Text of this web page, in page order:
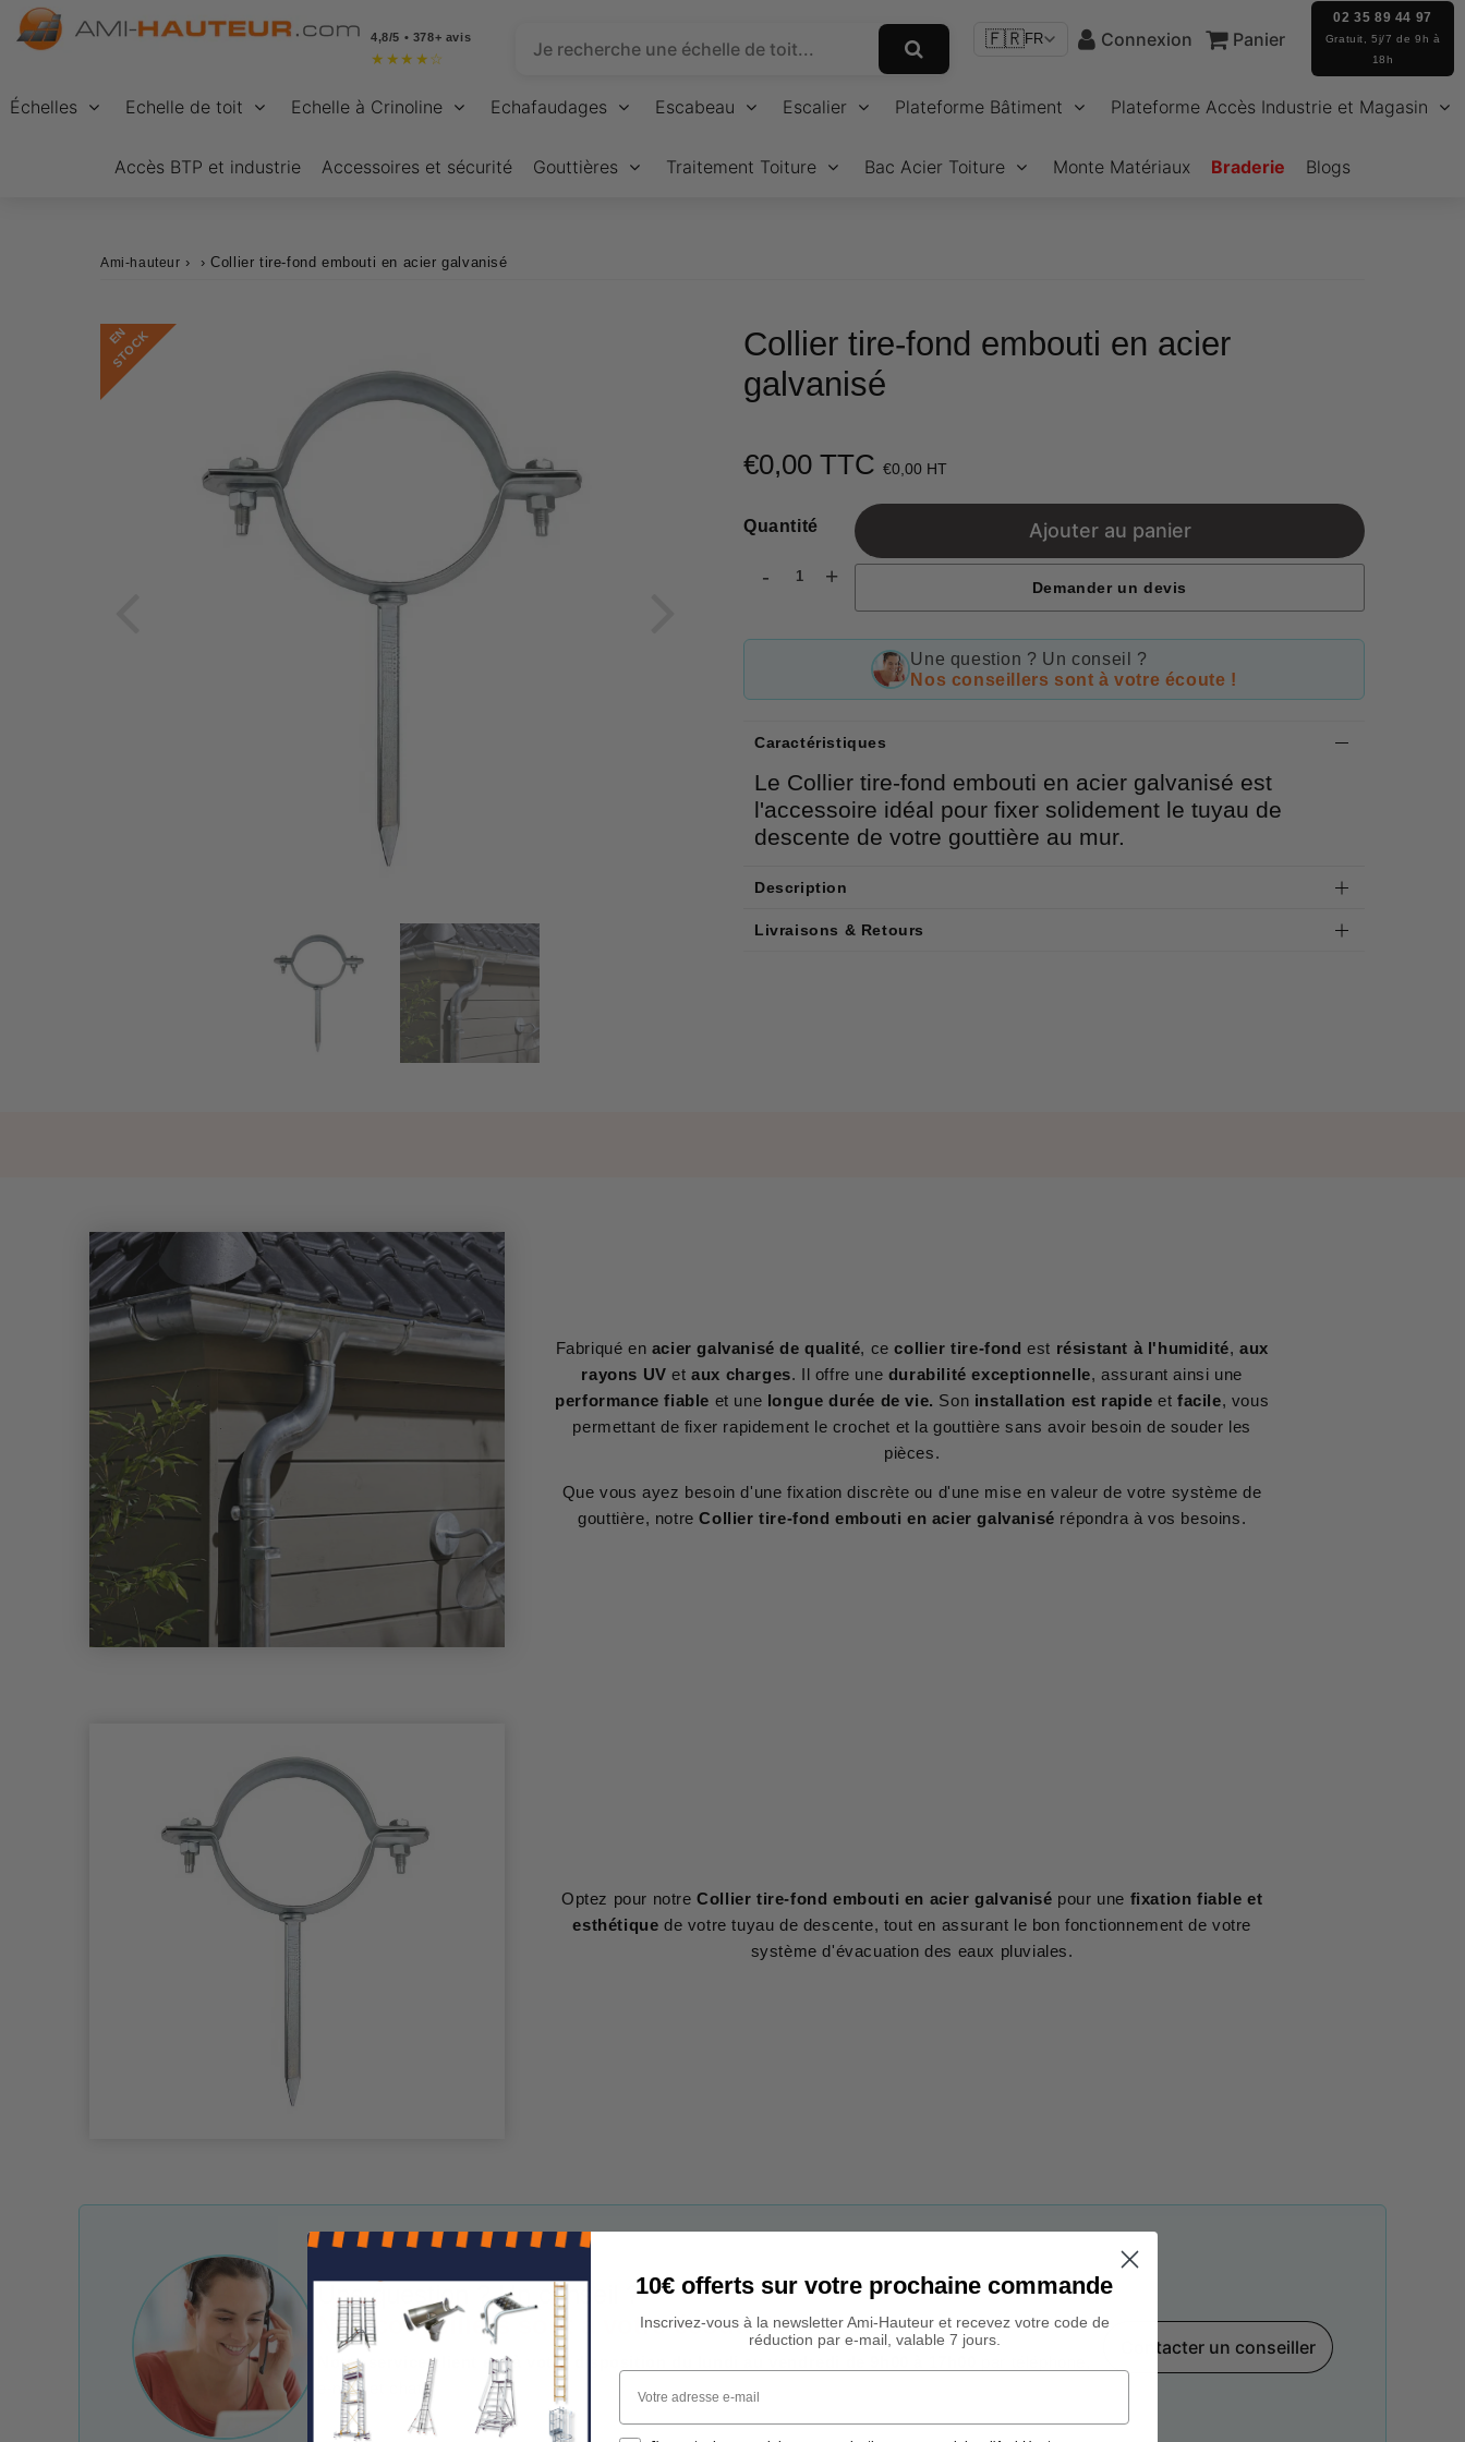
4,8/5 • 378+ avis
★ ★ ★ ★ ☆
🇫🇷FR Connexion Panier
02 35 89 44 97
Gratuit, 5j/7 de 9h à
18h
Échelles Echelle de toit Echelle à Crinoline Echafaudages Escabeau Escalier Plateforme Bâtiment Plateforme Accès Industrie et Magasin
Accès BTP et industrie Accessoires et sécurité Gouttières Traitement Toiture Bac Acier Toiture Monte Matériaux Braderie Blogs
Ami-hauteur › › Collier tire-fond embouti en acier galvanisé
E
N
S
T
O
C
K
Collier tire-fond embouti en acier
galvanisé
€0,00 TTC €0,00 HT
Quantité
- +
Ajouter au panier
Demander un devis
Une question ? Un conseil ?
Nos conseillers sont à votre écoute !
Caractéristiques
Le Collier tire-fond embouti en acier galvanisé est
l'accessoire idéal pour fixer solidement le tuyau de
descente de votre gouttière au mur.
Description
Livraisons & Retours
Fabriqué en acier galvanisé de qualité, cecollier tire-fond est résistant à l'humidité, aux
rayons UV etaux charges. Il offre une durabilité exceptionnelle, assurant ainsi une
performance fiable et une longue durée de vie. Son installation est rapide et facile, vous
permettant de fixer rapidement le crochet et la gouttière sans avoir besoin de souder les
pièces.
Que vous ayez besoin d'une fixation discrète ou d'une mise en valeur de votre système de
gouttière, notreCollier tire-fond embouti en acier galvanisé répondra à vos besoins.
Optez pour notreCollier tire-fond embouti en acier galvanisé pour une fixation fiable et
esthétique de votre tuyau de descente, tout en assurant le bon fonctionnement de votre
système d'évacuation des eaux pluviales.
Une question ? Un conseil ?
Nos conseillers sont à votre écoute !
Notre service client est à votre disposition du lundi au vendredi de 9h00 à 17h00
e-mail et chat.
Contacter un conseiller
10€ offerts sur votre prochaine commande
Inscrivez-vous à la newsletter Ami-Hauteur et recevez votre code de
réduction par e-mail, valable 7 jours.
Votre adresse e-mail